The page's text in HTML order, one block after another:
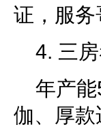
证，服
4. 三
年产
伽、厚